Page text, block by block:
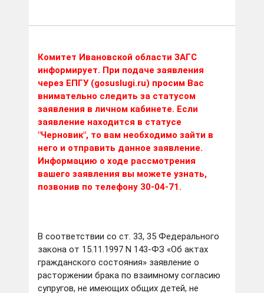
Комитет Ивановской области ЗАГС
информирует. При подаче заявления
через ЕПГУ (gosuslugi.ru) просим Вас
внимательно следить за статусом
заявления в личном кабинете. Если
заявление находится в статусе
"Черновик", то вам необходимо зайти в
него и отправить данное заявление.
Информацию о ходе рассмотрения
вашего заявления вы можете узнать,
позвонив по телефону 30-04-71.
В соответствии со ст. 33, 35 Федерального
закона от 15.11.1997 N 143-ФЗ «Об актах
гражданского состояния» заявление о
расторжении брака по взаимному согласию
супругов, не имеющих общих детей, не